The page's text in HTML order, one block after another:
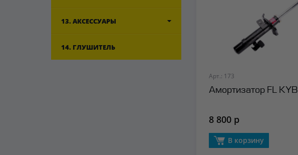
13. АКСЕССУАРЫ
14. ГЛУШИТЕЛЬ
Арт.: 173
Амортизатор FL KYB
8 800 р
В корзину